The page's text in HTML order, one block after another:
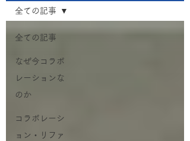
全ての記事
なぜ今コラボ
レーションな
のか
コラボレーシ
ョン・リファ
全ての記事